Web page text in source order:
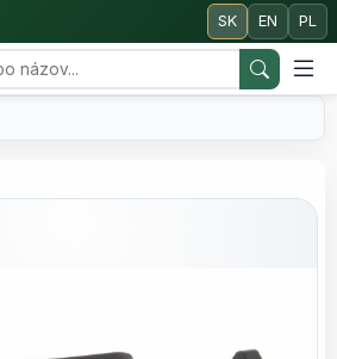
SK EN PL